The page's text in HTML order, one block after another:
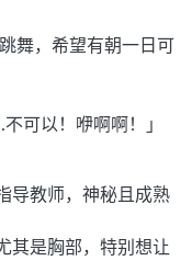
舞，希望有朝一日可
可以！咿啊啊！」
导教师，神秘且成熟
其是胸部，特别想让